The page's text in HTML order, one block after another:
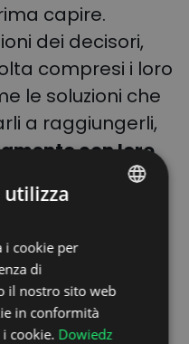
capire.
dei decisori,
compresi i loro
le soluzioni che
a raggiungerli,
con loro
l’attenzione del
una supply
migliorare la
reciprocità
GERMAN
UKRAINIAN
utilizza
i cookie per
di
il nostro sito web
in conformità
cookie. Dowiedz